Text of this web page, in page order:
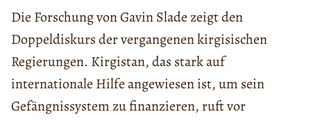
Die Forschung von Gavin Slade zeigt den
Doppeldiskurs der vergangenen kirgisischen
Regierungen. Kirgistan, das stark auf
internationale Hilfe angewiesen ist, um sein
Gefängnissystem zu finanzieren, ruft vor